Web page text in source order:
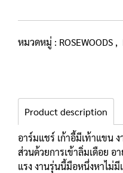
หมวดหมู่ : ROSEWOODS ,
Product description
อาร์มแชร์ เก้าอี้มีเท้าแขน
ส่วนด้วยการเข้าลิ่มเดือย
แรง งานรุ่นนี้มือหนึ่งหาไม่มี